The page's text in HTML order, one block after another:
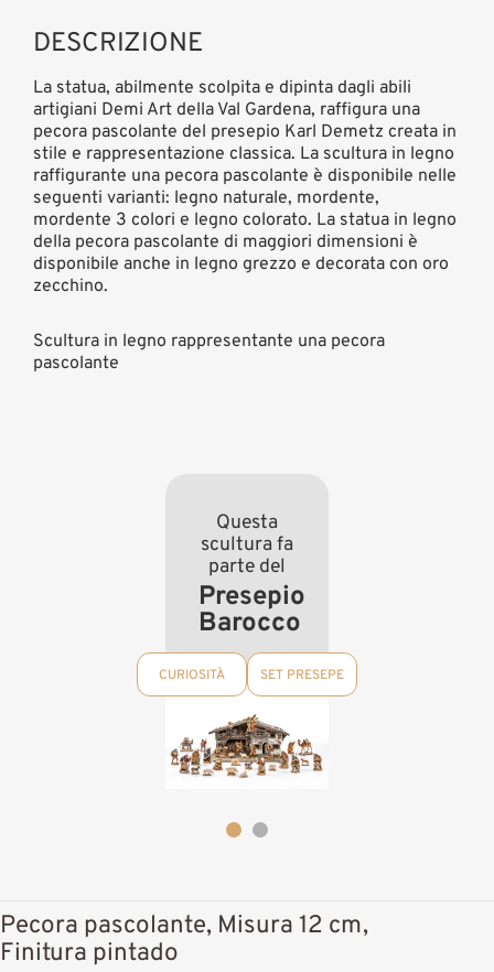
DESCRIZIONE
La statua, abilmente scolpita e dipinta dagli abili
artigiani Demi Art della Val Gardena, raffigura una
pecora pascolante del presepio Karl Demetz creata in
stile e rappresentazione classica. La scultura in legno
raffigurante una pecora pascolante è disponibile nelle
seguenti varianti: legno naturale, mordente,
mordente 3 colori e legno colorato. La statua in legno
della pecora pascolante di maggiori dimensioni è
disponibile anche in legno grezzo e decorata con oro
zecchino.
Scultura in legno rappresentante una pecora
pascolante
Questa
scultura fa
parte del
Presepio
Barocco
CURIOSITÀ SET PRESEPE
Pecora pascolante, Misura 12 cm,
Finitura pintado